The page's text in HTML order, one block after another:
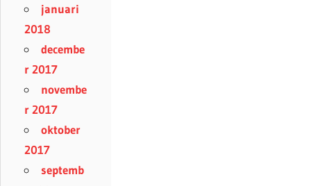
januari
2018
decembe
r 2017
novembe
r 2017
oktober
2017
septemb